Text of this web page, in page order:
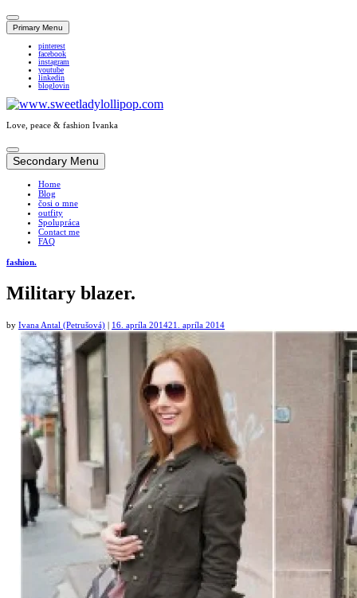
Primary Menu
pinterest
facebook
instagram
youtube
linkedin
bloglovin
Love, peace & fashion Ivanka
Skip
to
content
Secondary Menu
Home
Blog
čosi o mne
outfity
Spolupráca
Contact me
FAQ
fashion.
Military blazer.
by Ivana Antal (Petrušová) 16. apríla 201421. apríla 2014